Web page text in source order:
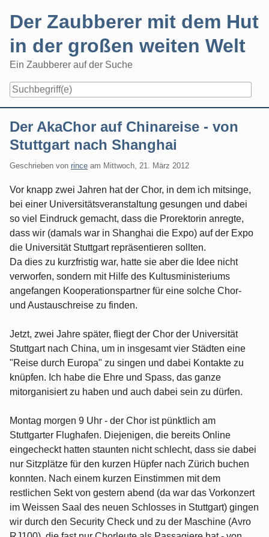
Der Zaubberer mit dem Hut
in der großen weiten Welt
Ein Zaubberer auf der Suche
Der AkaChor auf Chinareise - von
Stuttgart nach Shanghai
Geschrieben von rince am Mittwoch, 21. März 2012
Vor knapp zwei Jahren hat der Chor, in dem ich mitsinge,
bei einer Universitätsveranstaltung gesungen und dabei
so viel Eindruck gemacht, dass die Prorektorin anregte,
dass wir (damals war in Shanghai die Expo) auf der Expo
die Universität Stuttgart repräsentieren sollten.
Da dies zu kurzfristig war, hatte sie aber die Idee nicht
verworfen, sondern mit Hilfe des Kultusministeriums
angefangen Kooperationspartner für eine solche Chor-
und Austauschreise zu finden.
Jetzt, zwei Jahre später, fliegt der Chor der Universität
Stuttgart nach China, um in insgesamt vier Städten eine
"Reise durch Europa" zu singen und dabei Kontakte zu
knüpfen. Ich habe die Ehre und Spass, das ganze
mitorganisiert zu haben und auch dabei sein zu dürfen.
Montag morgen 9 Uhr - der Chor ist pünktlich am
Stuttgarter Flughafen. Diejenigen, die bereits Online
eingecheckt hatten staunten nicht schlecht, dass sie dabei
nur Sitzplätze für den kurzen Hüpfer nach Zürich buchen
konnten. Nach einem kurzen Einstimmen mit dem
restlichen Sekt von gestern abend (da war das Vorkonzert
im Weissen Saal des neuen Schlosses in Stuttgart) gingen
wir durch den Security Check und zu der Maschine (Avro